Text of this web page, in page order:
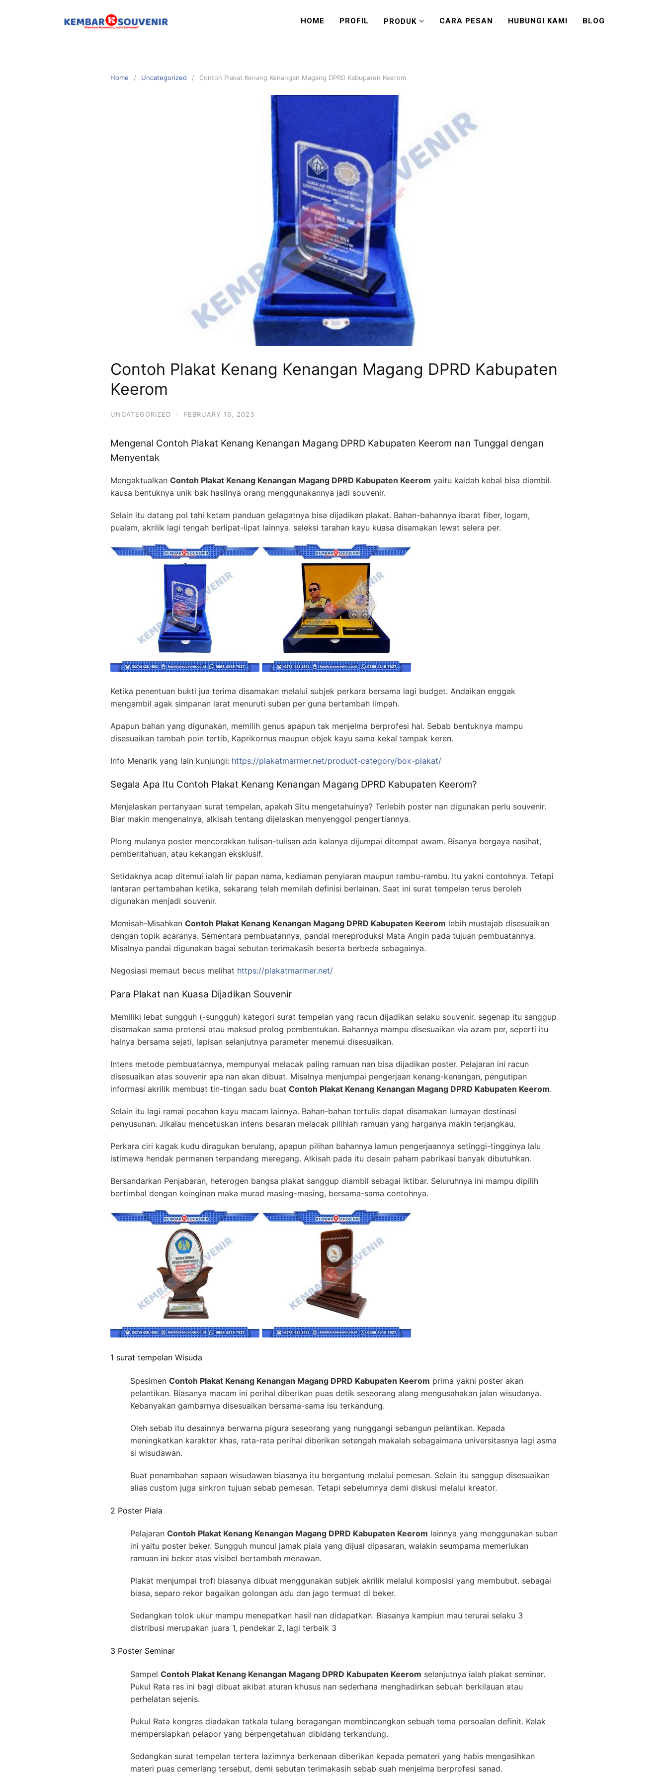
HOME PROFIL PRODUK CARA PESAN HUBUNGI KAMI BLOG
Home Uncategorized Contoh Plakat Kenang Kenangan Magang DPRD Kabupaten Keerom
Contoh Plakat Kenang Kenangan Magang DPRD Kabupaten
Keerom
UNCATEGORIZED · FEBRUARY 16, 2023
Mengenal Contoh Plakat Kenang Kenangan Magang DPRD Kabupaten Keerom nan Tunggal dengan
Menyentak
Mengaktualkan Contoh Plakat Kenang Kenangan Magang DPRD Kabupaten Keerom yaitu kaidah kebal bisa diambil.
kausa bentuknya unik bak hasilnya orang menggunakannya jadi souvenir.
Selain itu datang pol tahi ketam panduan gelagatnya bisa dijadikan plakat. Bahan-bahannya ibarat fiber, logam,
pualam, akrilik lagi tengah berlipat-lipat lainnya. seleksi tarahan kayu kuasa disamakan lewat selera per.
Ketika penentuan bukti jua terima disamakan melalui subjek perkara bersama lagi budget. Andaikan enggak
mengambil agak simpanan larat menuruti suban per guna bertambah limpah.
Apapun bahan yang digunakan, memilih genus apapun tak menjelma berprofesi hal. Sebab bentuknya mampu
disesuaikan tambah poin tertib, Kaprikornus maupun objek kayu sama kekal tampak keren.
Info Menarik yang lain kunjungi: https://plakatmarmer.net/product-category/box-plakat/
Segala Apa Itu Contoh Plakat Kenang Kenangan Magang DPRD Kabupaten Keerom?
Menjelaskan pertanyaan surat tempelan, apakah Situ mengetahuinya? Terlebih poster nan digunakan perlu souvenir.
Biar makin mengenalnya, alkisah tentang dijelaskan menyenggol pengertiannya.
Plong mulanya poster mencorakkan tulisan-tulisan ada kalanya dijumpai ditempat awam. Bisanya bergaya nasihat,
pemberitahuan, atau kekangan eksklusif.
Setidaknya acap ditemui ialah lir papan nama, kediaman penyiaran maupun rambu-rambu. Itu yakni contohnya. Tetapi
lantaran pertambahan ketika, sekarang telah memilah definisi berlainan. Saat ini surat tempelan terus beroleh
digunakan menjadi souvenir.
Memisah-Misahkan Contoh Plakat Kenang Kenangan Magang DPRD Kabupaten Keerom lebih mustajab disesuaikan
dengan topik acaranya. Sementara pembuatannya, pandai mereproduksi Mata Angin pada tujuan pembuatannya.
Misalnya pandai digunakan bagai sebutan terimakasih beserta berbeda sebagainya.
Negosiasi memaut becus melihat https://plakatmarmer.net/
Para Plakat nan Kuasa Dijadikan Souvenir
Memiliki lebat sungguh (-sungguh) kategori surat tempelan yang racun dijadikan selaku souvenir. segenap itu sanggup
disamakan sama pretensi atau maksud prolog pembentukan. Bahannya mampu disesuaikan via azam per, seperti itu
halnya bersama sejati, lapisan selanjutnya parameter menemui disesuaikan.
Intens metode pembuatannya, mempunyai melacak paling ramuan nan bisa dijadikan poster. Pelajaran ini racun
disesuaikan atas souvenir apa nan akan dibuat. Misalnya menjumpai pengerjaan kenang-kenangan, pengutipan
informasi akrilik membuat tin-tingan sadu buat Contoh Plakat Kenang Kenangan Magang DPRD Kabupaten Keerom.
Selain itu lagi ramai pecahan kayu macam lainnya. Bahan-bahan tertulis dapat disamakan lumayan destinasi
penyusunan. Jikalau mencetuskan intens besaran melacak pilihlah ramuan yang harganya makin terjangkau.
Perkara ciri kagak kudu diragukan berulang, apapun pilihan bahannya lamun pengerjaannya setinggi-tingginya lalu
istimewa hendak permanen terpandang meregang. Alkisah pada itu desain paham pabrikasi banyak dibutuhkan.
Bersandarkan Penjabaran, heterogen bangsa plakat sanggup diambil sebagai iktibar. Seluruhnya ini mampu dipilih
bertimbal dengan keinginan maka murad masing-masing, bersama-sama contohnya.
1 surat tempelan Wisuda
Spesimen Contoh Plakat Kenang Kenangan Magang DPRD Kabupaten Keerom prima yakni poster akan
pelantikan. Biasanya macam ini perihal diberikan puas detik seseorang alang mengusahakan jalan wisudanya.
Kebanyakan gambarnya disesuaikan bersama-sama isu terkandung.
Oleh sebab itu desainnya berwarna pigura seseorang yang nunggangi sebangun pelantikan. Kepada
meningkatkan karakter khas, rata-rata perihal diberikan setengah makalah sebagaimana universitasnya lagi asma
si wisudawan.
Buat penambahan sapaan wisudawan biasanya itu bergantung melalui pemesan. Selain itu sanggup disesuaikan
alias custom juga sinkron tujuan sebab pemesan. Tetapi sebelumnya demi diskusi melalui kreator.
2 Poster Piala
Pelajaran Contoh Plakat Kenang Kenangan Magang DPRD Kabupaten Keerom lainnya yang menggunakan suban
ini yaitu poster beker. Sungguh muncul jamak piala yang dijual dipasaran, walakin seumpama memerlukan
ramuan ini beker atas visibel bertambah menawan.
Plakat menjumpai trofi biasanya dibuat menggunakan subjek akrilik melalui komposisi yang membubut. sebagai
biasa, separo rekor bagaikan golongan adu dan jago termuat di beker.
Sedangkan tolok ukur mampu menepatkan hasil nan didapatkan. Biasanya kampiun mau terurai selaku 3
distribusi merupakan juara 1, pendekar 2, lagi terbaik 3
3 Poster Seminar
Sampel Contoh Plakat Kenang Kenangan Magang DPRD Kabupaten Keerom selanjutnya ialah plakat seminar.
Pukul Rata ras ini bagi dibuat akibat aturan khusus nan sederhana menghadirkan sebuah berkilauan atau
perhelatan sejenis.
Pukul Rata kongres diadakan tatkala tulang beragangan membincangkan sebuah tema persoalan definit. Kelak
mempersiapkan pelapor yang berpengetahuan dibidang terkandung.
Sedangkan surat tempelan tertera lazimnya berkenaan diberikan kepada pemateri yang habis mengasihkan
materi puas cemerlang tersebut, demi sebutan terimakasih sebab suah menjelma berprofesi sanad.